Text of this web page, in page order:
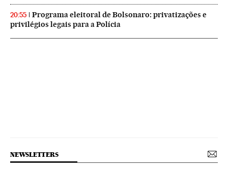
20:55
Programa eleitoral de Bolsonaro: privatizações e
privilégios legais para a Polícia
NEWSLETTERS